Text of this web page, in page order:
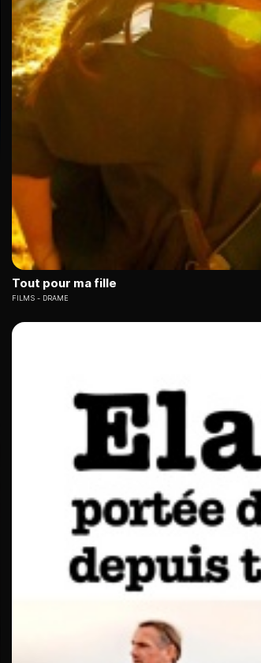
Tout pour ma fille
FILMS DRAME